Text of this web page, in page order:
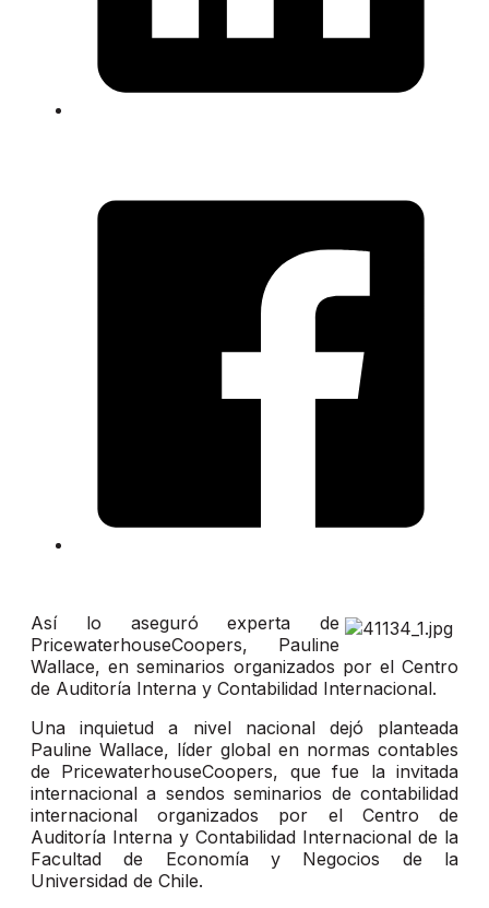
Así lo aseguró experta de
PricewaterhouseCoopers, Pauline
Wallace, en seminarios organizados por el Centro
de Auditoría Interna y Contabilidad Internacional.
Una inquietud a nivel nacional dejó planteada
Pauline Wallace, líder global en normas contables
de PricewaterhouseCoopers, que fue la invitada
internacional a sendos seminarios de contabilidad
internacional organizados por el Centro de
Auditoría Interna y Contabilidad Internacional de la
Facultad de Economía y Negocios de la
Universidad de Chile.